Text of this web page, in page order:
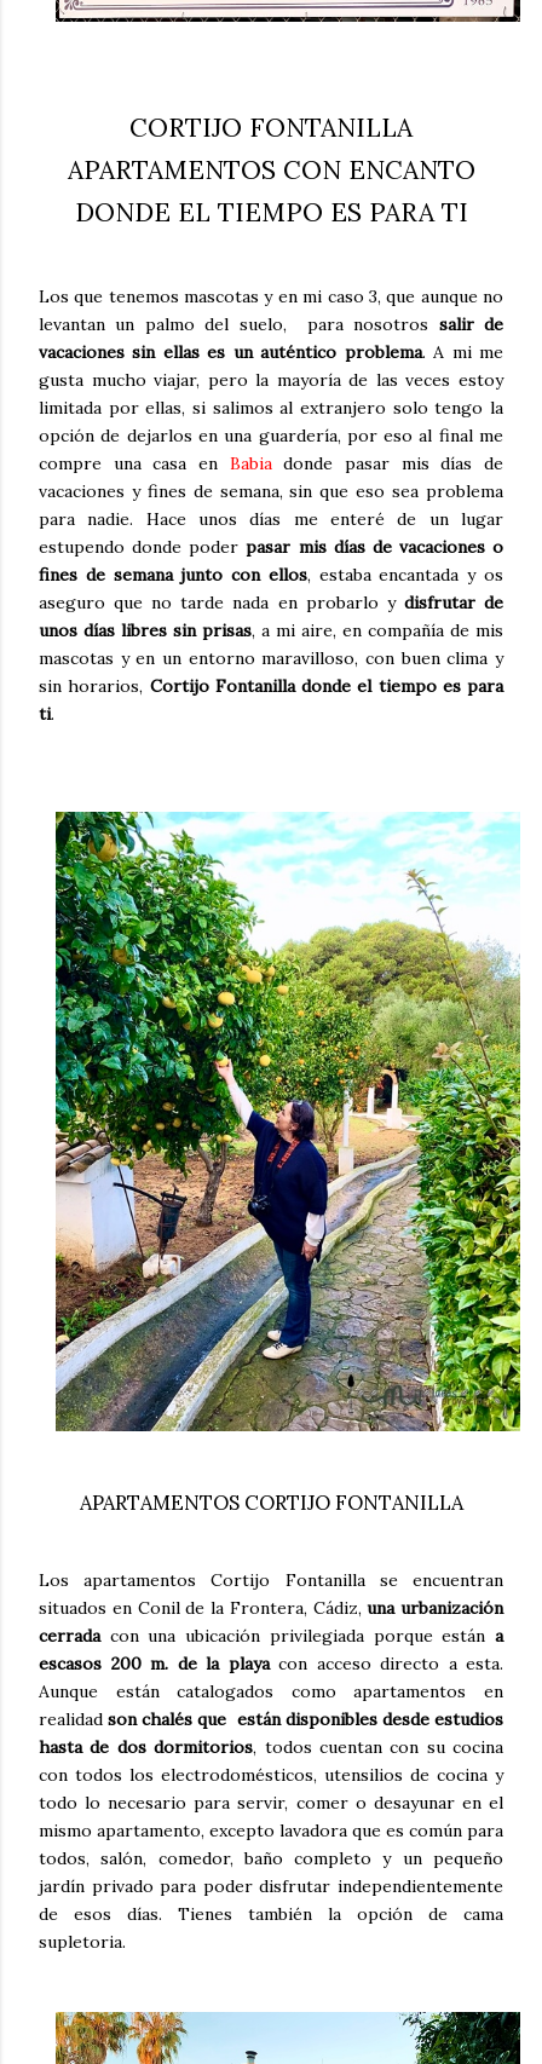
CORTIJO FONTANILLA
APARTAMENTOS CON ENCANTO
DONDE EL TIEMPO ES PARA TI
Los que tenemos mascotas y en mi caso 3, que aunque no
levantan un palmo del suelo, para nosotros salir de
vacaciones sin ellas es un auténtico problema. A mi me
gusta mucho viajar, pero la mayoría de las veces estoy
limitada por ellas, si salimos al extranjero solo tengo la
opción de dejarlos en una guardería, por eso al final me
compre una casa en Babiadonde pasar mis días de
vacaciones y fines de semana, sin que eso sea problema
para nadie. Hace unos días me enteré de un lugar
estupendo donde poderpasar mis días de vacaciones o
fines de semana junto con ellos, estaba encantada y os
aseguro que no tarde nada en probarlo y disfrutar de
unos días libres sin prisas, a mi aire, en compañía de mis
mascotas y en un entorno maravilloso, con buen clima y
sin horarios, Cortijo Fontanilla donde el tiempo es para
ti.
APARTAMENTOS CORTIJO FONTANILLA
Los apartamentos Cortijo Fontanilla se encuentran
situados en Conil de la Frontera, Cádiz,una urbanización
cerrada con una ubicación privilegiada porque estána
escasos 200 m. de la playacon acceso directo a esta.
Aunque están catalogados como apartamentos en
realidadson chalés que están disponibles desde estudios
hasta de dos dormitorios, todos cuentan con su cocina
con todos los electrodomésticos, utensilios de cocina y
todo lo necesario para servir, comer o desayunar en el
mismo apartamento, excepto lavadora que es común para
todos, salón, comedor, baño completo y un pequeño
jardín privado para poder disfrutar independientemente
de esos días. Tienes también la opción de cama
supletoria.